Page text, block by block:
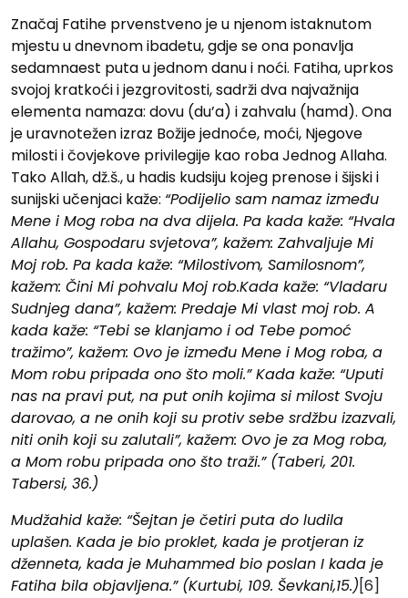
Značaj Fatihe prvenstveno je u njenom istaknutom
mjestu u dnevnom ibadetu, gdje se ona ponavlja
sedamnaest puta u jednom danu i noći. Fatiha, uprkos
svojoj kratkoći i jezgrovitosti, sadrži dva najvažnija
elementa namaza: dovu (du’a) i zahvalu (hamd). Ona
je uravnotežen izraz Božije jednoće, moći, Njegove
milosti i čovjekove privilegije kao roba Jednog Allaha.
Tako Allah, dž.š., u hadis kudsiju kojeg prenose i šijski i
sunijski učenjaci kaže: “Podijelio sam namaz između
Mene i Mog roba na dva dijela. Pa kada kaže: “Hvala
Allahu, Gospodaru svjetova”, kažem: Zahvaljuje Mi
Moj rob. Pa kada kaže: “Milostivom, Samilosnom”,
kažem: Čini Mi pohvalu Moj rob.Kada kaže: “Vladaru
Sudnjeg dana”, kažem: Predaje Mi vlast moj rob. A
kada kaže: “Tebi se klanjamo i od Tebe pomoć
tražimo”, kažem: Ovo je između Mene i Mog roba, a
Mom robu pripada ono što moli.” Kada kaže: “Uputi
nas na pravi put, na put onih kojima si milost Svoju
darovao, a ne onih koji su protiv sebe srdžbu izazvali,
niti onih koji su zalutali”, kažem: Ovo je za Mog roba,
a Mom robu pripada ono što traži.” (Taberi, 201.
Tabersi, 36.)
Mudžahid kaže: “Šejtan je četiri puta do ludila
uplašen. Kada je bio proklet, kada je protjeran iz
dženneta, kada je Muhammed bio poslan I kada je
Fatiha bila objavljena.” (Kurtubi, 109. Ševkani,15.)[6]